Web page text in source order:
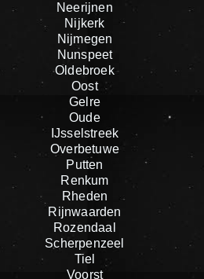
Neerijnen
Nijkerk
Nijmegen
Nunspeet
Oldebroek
Oost
Gelre
Oude
IJsselstreek
Overbetuwe
Putten
Renkum
Rheden
Rijnwaarden
Rozendaal
Scherpenzeel
Tiel
Voorst